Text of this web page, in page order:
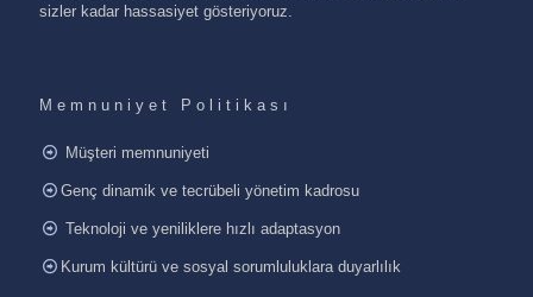
sizler kadar hassasiyet gösteriyoruz.
Memnuniyet Politikası
Müşteri memnuniyeti
Genç dinamik ve tecrübeli yönetim kadrosu
Teknoloji ve yeniliklere hızlı adaptasyon
Kurum kültürü ve sosyal sorumluluklara duyarlılık